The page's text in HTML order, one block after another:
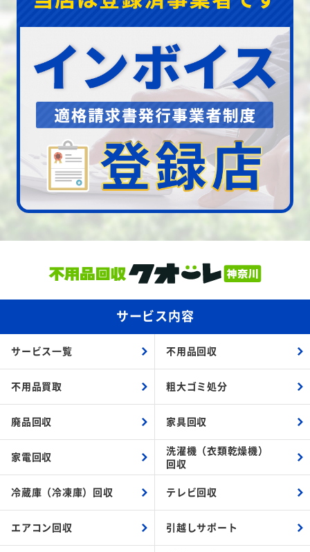
サービス内容
サービス一覧 不用品回収
不用品買取 粗大ゴミ処分
廃品回収 家具回収
家電回収
洗濯機（衣類乾燥機）
回収
冷蔵庫（冷凍庫）回収 テレビ回収
エアコン回収 引越しサポート